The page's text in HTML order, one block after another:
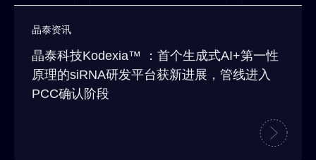
晶泰资讯
晶泰科技Kodexia™ ：首个生成式AI+第一性
原理的siRNA研发平台获新进展，管线进入
PCC确认阶段